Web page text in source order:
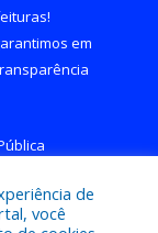
!
em
de
você